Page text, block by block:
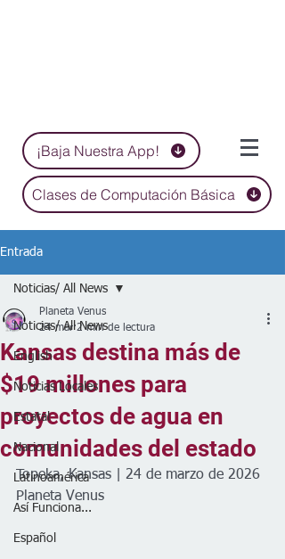
¡Baja Nuestra App!
Clases de Computación Básica
Entrada
Noticias/ All News
English
Noticias Locales
Estatal
Nacional
Latinoamérica
Así Funciona...
Español
Noticias/ All News
Kansas destina más de
$19 millones para
proyectos de agua en
comunidades del estado
Planeta Venus
24 mar 2 min de lectura
Topeka, Kansas | 24 de marzo de 2026
Planeta Venus